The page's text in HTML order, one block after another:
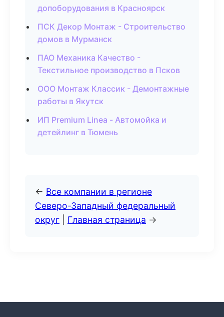
допоборудования в Красноярск
ПСК Декор Монтаж - Строительство
домов в Мурманск
ПАО Механика Качество -
Текстильное производство в Псков
ООО Монтаж Классик - Демонтажные
работы в Якутск
ИП Premium Linea - Автомойка и
детейлинг в Тюмень
← Все компании в регионе
Северо-Западный федеральный
округ
Главная страница →